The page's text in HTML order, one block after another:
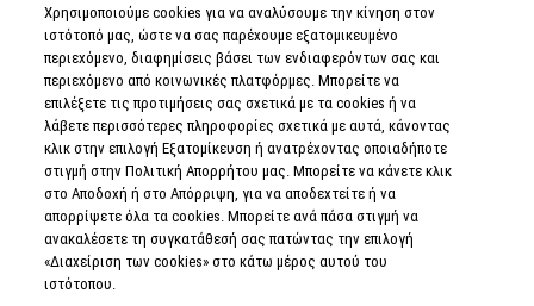
SIGN UP FOR EMAIL
My M•A•C / SIGN IN
CONNECT
Χρησιμοποιούμε cookies για να αναλύσουμε την κίνηση στον
ιστότοπό μας, ώστε να σας παρέχουμε εξατομικευμένο
περιεχόμενο, διαφημίσεις βάσει των ενδιαφερόντων σας και
περιεχόμενο από κοινωνικές πλατφόρμες. Μπορείτε να
επιλέξετε τις προτιμήσεις σας σχετικά με τα cookies ή να
λάβετε περισσότερες πληροφορίες σχετικά με αυτά, κάνοντας
κλικ στην επιλογή Εξατομίκευση ή ανατρέχοντας οποιαδήποτε
στιγμή στην Πολιτική Απορρήτου μας. Μπορείτε να κάνετε κλικ
στο Αποδοχή ή στο Απόρριψη, για να αποδεχτείτε ή να
απορρίψετε όλα τα cookies. Μπορείτε ανά πάσα στιγμή να
ανακαλέσετε τη συγκατάθεσή σας πατώντας την επιλογή
«Διαχείριση των cookies» στο κάτω μέρος αυτού του
ιστότοπου.